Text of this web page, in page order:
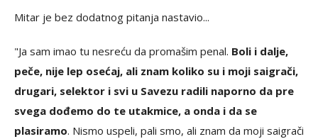
Mitar je bez dodatnog pitanja nastavio...
"Ja sam imao tu nesreću da promašim penal. Boli i dalje,
peče, nije lep osećaj, ali znam koliko su i moji saigrači,
drugari, selektor i svi u Savezu radili naporno da pre
svega dođemo do te utakmice, a onda i da se
plasiramo. Nismo uspeli, pali smo, ali znam da moji saigrači